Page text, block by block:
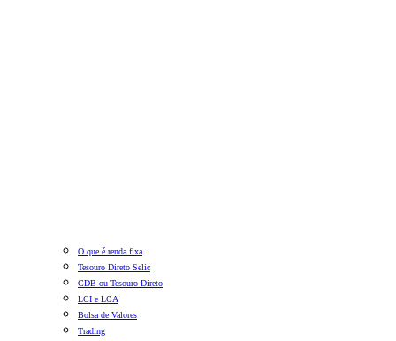
O que é renda fixa
Tesouro Direto Selic
CDB ou Tesouro Direto
LCI e LCA
Bolsa de Valores
Trading